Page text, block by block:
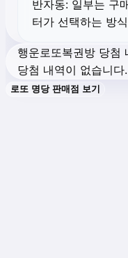
반자동: 일부는 구
터가 선택하는 방식
행운로또복권방 당첨
당첨 내역이 없습니다.
로또 명당 판매점 보기